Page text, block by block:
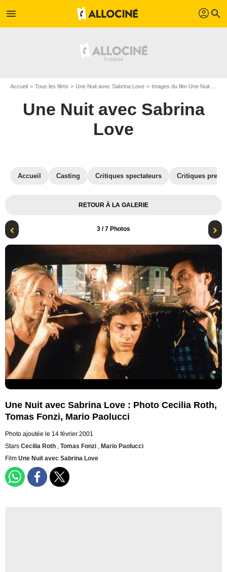
menu profil search
Accueil Tous les films Une Nuit avec Sabrina Love Images du film Une Nuit avec Sabrina Love
Une Nuit avec Sabrina
Love
Accueil Casting Critiques spectateurs Critiques
RETOUR À LA GALERIE
3 / 7 Photos
Une Nuit avec Sabrina Love : Photo Cecilia Roth,
Tomas Fonzi, Mario Paolucci
Photo ajoutée le 14 février 2001
Stars Cecilia Roth , Tomas Fonzi , Mario Paolucci
Film Une Nuit avec Sabrina Love